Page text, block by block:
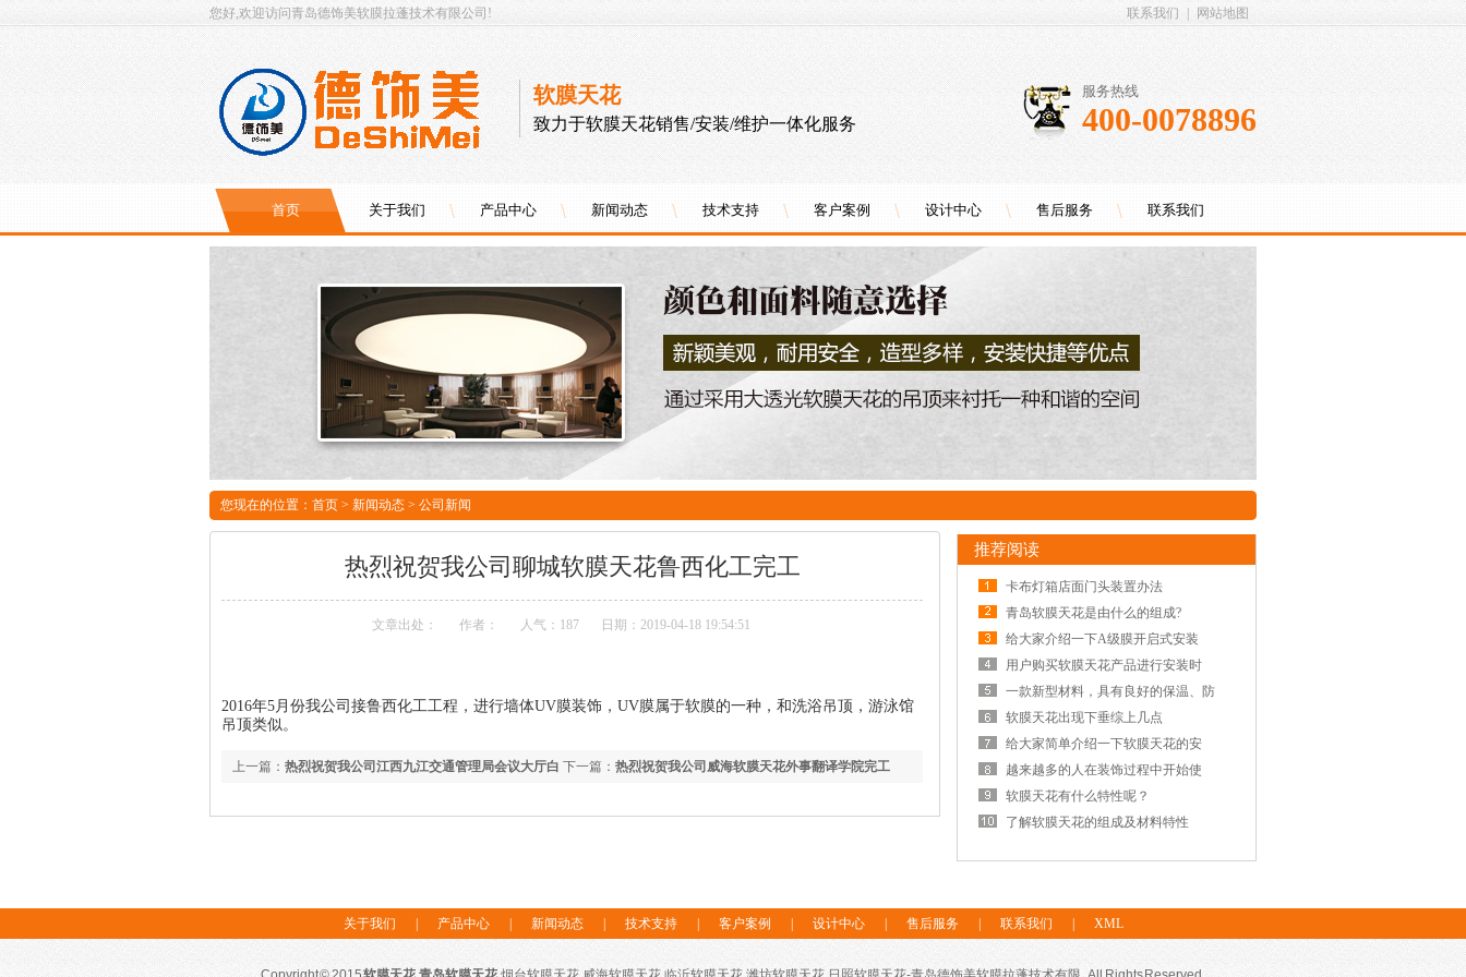
您好,欢迎访问青岛德饰美软膜拉蓬技术有限公司! 联系我们 网站地图
软膜天花
致力于软膜天花销售/安装/维护一体化服务
服务热线
400-0078896
首页 关于我们 产品中心 新闻动态 技术支持 客户案例 设计中心 售后服务 联系我们
您现在的位置： 首页 > 新闻动态 > 公司新闻
热烈祝贺我公司聊城软膜天花鲁西化工完工
文章出处： 作者： 人气： 187 日期：2019-04-18 19:54:51
2016年5月份我公司接鲁西化工工程，进行墙体UV膜装饰，UV膜属于软膜的一种，和洗浴吊顶，游泳馆
吊顶类似。
下一篇： 热烈祝贺我公司威海软膜天花外事翻译学院完工
上一篇： 热烈祝贺我公司江西九江交通管理局会议大厅白
推荐阅读
卡布灯箱店面门头装置办法
青岛软膜天花是由什么的组成?
给大家介绍一下A级膜开启式安装
用户购买软膜天花产品进行安装时
一款新型材料，具有良好的保温、防
软膜天花出现下垂综上几点
给大家简单介绍一下软膜天花的安
越来越多的人在装饰过程中开始使
软膜天花有什么特性呢？
了解软膜天花的组成及材料特性
关于我们 产品中心 新闻动态 技术支持 客户案例 设计中心 售后服务 联系我们 XML